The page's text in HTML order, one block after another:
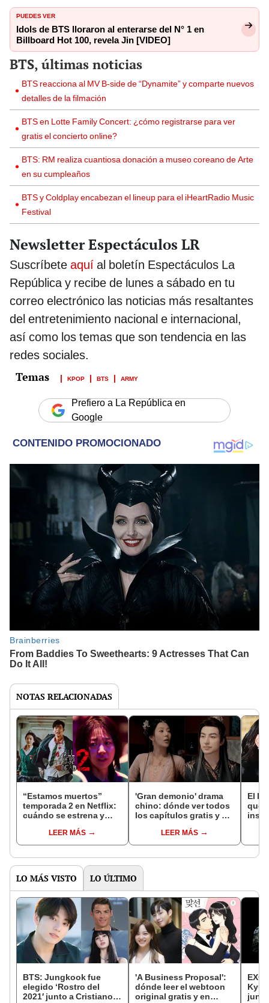
PUEDES VER
Idols de BTS lloraron al enterarse del N° 1 en
Billboard Hot 100, revela Jin [VIDEO]
BTS, últimas noticias
BTS reacciona al MV B-side de “Dynamite” y comparte nuevos
detalles de la filmación
BTS en Lotte Family Concert: ¿cómo registrarse para ver
gratis el concierto online?
BTS: RM realiza cuantiosa donación a museo coreano de Arte
en su cumpleaños
BTS y Coldplay encabezan el lineup para el iHeartRadio Music
Festival
Newsletter Espectáculos LR
Suscríbete aquí al boletín Espectáculos La
República y recibe de lunes a sábado en tu
correo electrónico las noticias más resaltantes
del entretenimiento nacional e internacional,
así como los temas que son tendencia en las
redes sociales.
KPOP BTS ARMY
Prefiero a La República en
Google
NOTAS RELACIONADAS
“Estamos muertos”
temporada 2 en Netflix:
cuándo se estrena y
temporadaLEER MÁS
'Gran demonio' drama
chino: dónde ver todos
los capítulos gratis y en
LEER MÁS
El k-
que
LO MÁS VISTO LO ÚLTIMO
BTS: Jungkook fue
elegido ‘Rostro del
2021′ junto a Cristiano
'A Business Proposal':
dónde leer el webtoon
original gratis y en